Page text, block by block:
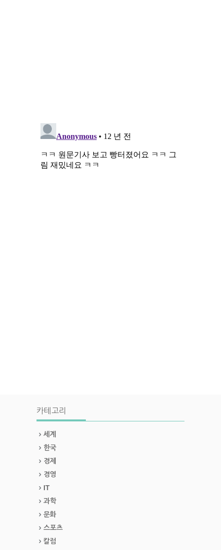
카테고리
세계
한국
경제
경영
IT
과학
문화
스포츠
칼럼